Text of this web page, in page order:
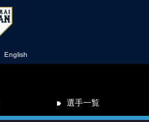
English
選手一覧